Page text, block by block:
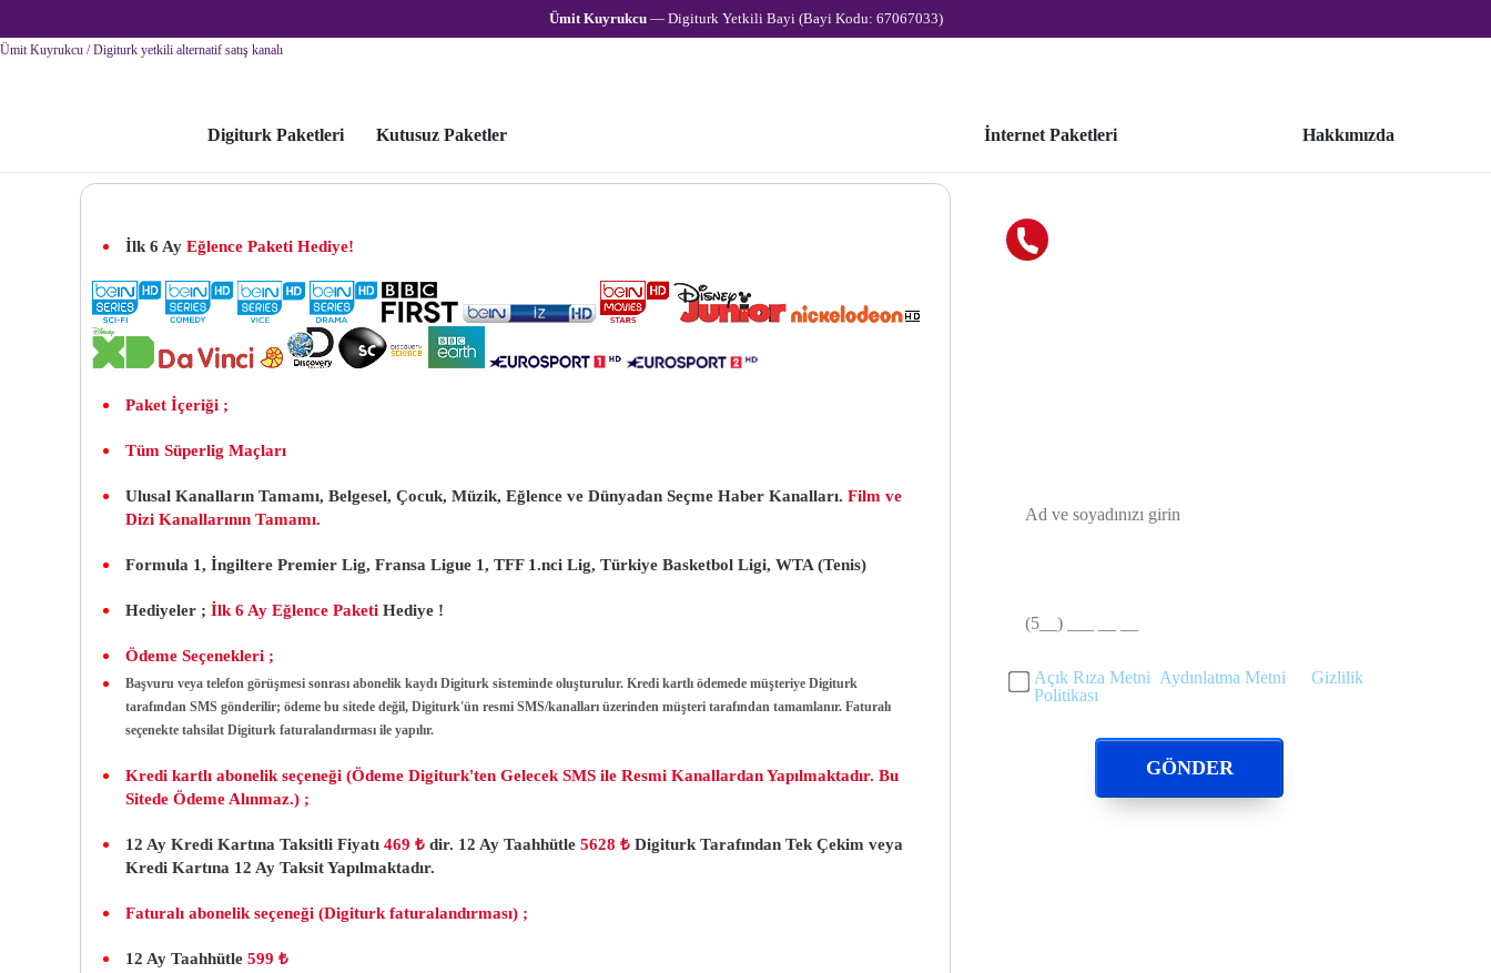
Ümit Kuyrukcu— Digiturk Yetkili Bayi (Bayi Kodu: 67067033)
Ümit Kuyrukcu / Digiturk yetkili alternatif satış kanalı
Digiturk Paketleri Kutusuz Paketler İnternet Paketleri Hakkımızda
İlk 6 Ay Eğlence Paketi Hediye!
Paket İçeriği ;
Tüm Süperlig Maçları
Ulusal Kanalların Tamamı, Belgesel, Çocuk, Müzik, Eğlence ve Dünyadan Seçme Haber Kanalları. Film ve
Dizi Kanallarının Tamamı.
Formula 1, İngiltere Premier Lig, Fransa Ligue 1, TFF 1.nci Lig, Türkiye Basketbol Ligi, WTA (Tenis)
Hediyeler ; İlk 6 Ay Eğlence Paketi Hediye !
Ödeme Seçenekleri ;
Başvuru veya telefon görüşmesi sonrası abonelik kaydı Digiturk sisteminde oluşturulur. Kredi kartlı ödemede müşteriye Digiturk
tarafından SMS gönderilir; ödeme bu sitede değil, Digiturk'ün resmi SMS/kanalları üzerinden müşteri tarafından tamamlanır. Faturalı
seçenekte tahsilat Digiturk faturalandırması ile yapılır.
Kredi kartlı abonelik seçeneği (Ödeme Digiturk'ten Gelecek SMS ile Resmi Kanallardan Yapılmaktadır. Bu
Sitede Ödeme Alınmaz.) ;
12 Ay Kredi Kartına Taksitli Fiyatı 469 ₺ dir. 12 Ay Taahhütle 5628 ₺ Digiturk Tarafından Tek Çekim veya
Kredi Kartına 12 Ay Taksit Yapılmaktadır.
Faturalı abonelik seçeneği (Digiturk faturalandırması) ;
12 Ay Taahhütle 599 ₺
Açık Rıza Metni Aydınlatma Metni
Gizlilik
Politikası
GÖNDER